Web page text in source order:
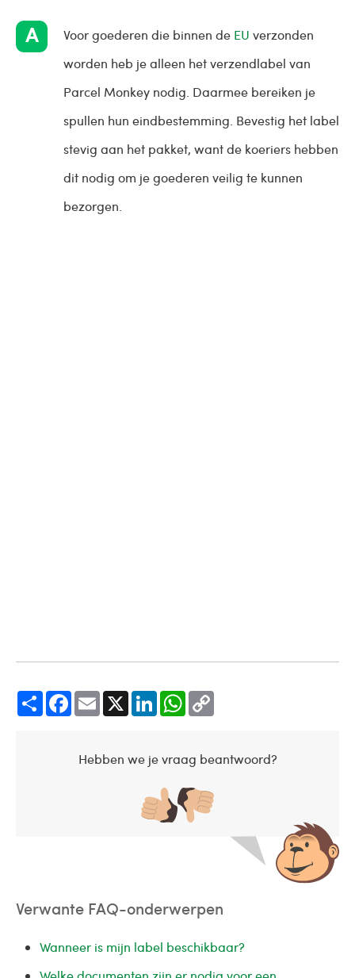
Voor goederen die binnen de EU verzonden
worden heb je alleen het verzendlabel van
Parcel Monkey nodig. Daarmee bereiken je
spullen hun eindbestemming. Bevestig het label
stevig aan het pakket, want de koeriers hebben
dit nodig om je goederen veilig te kunnen
bezorgen.
Share Facebook Email LinkedIn WhatsApp
Hebben we je vraag beantwoord?
Verwante FAQ-onderwerpen
Wanneer is mijn label beschikbaar?